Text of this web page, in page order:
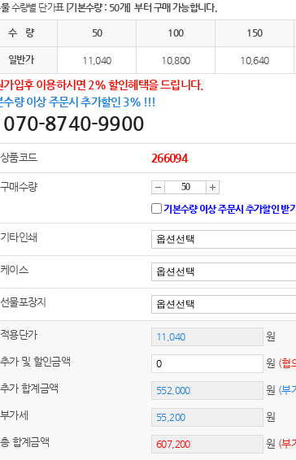
수량별 단가표 [기본수량 : 50개] 부터 구매 가능합니다.
수 량 50 100 150
일반가 11,040 10,800 10,640
가입후 이용하시면 2% 할인혜택을 드립니다.
수량 이상 주문시 추가할인 3% !!!
8740-9900
상품코드 266094
구매수량
감
소
증
가
기본수량 이상 주문시 추가할인 받기
기타인쇄
케이스
선물포장지
적용단가 원
추가 및 할인금액 원 (협
추가 합계금액 원 (부
부가세 원
총 합계금액 원 (부